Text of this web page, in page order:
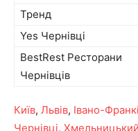
Тренд
Yes Чернівці
BestRest Ресторани
Чернівців
Київ, Львів, Івано-
Чернівці, Хмельницький